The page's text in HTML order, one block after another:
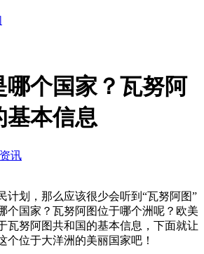
哪个国家？瓦努阿
基本信息
讯
计划，那么应该很少会听到“瓦努阿图”
个国家？瓦努阿图位于哪个洲呢？欧美
瓦努阿图共和国的基本信息，下面就让
个位于大洋洲的美丽国家吧！